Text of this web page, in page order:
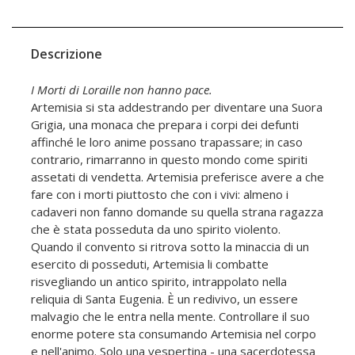
Descrizione
I Morti di Loraille non hanno pace.
Artemisia si sta addestrando per diventare una Suora
Grigia, una monaca che prepara i corpi dei defunti
affinché le loro anime possano trapassare; in caso
contrario, rimarranno in questo mondo come spiriti
assetati di vendetta. Artemisia preferisce avere a che
fare con i morti piuttosto che con i vivi: almeno i
cadaveri non fanno domande su quella strana ragazza
che è stata posseduta da uno spirito violento.
Quando il convento si ritrova sotto la minaccia di un
esercito di posseduti, Artemisia li combatte
risvegliando un antico spirito, intrappolato nella
reliquia di Santa Eugenia. È un redivivo, un essere
malvagio che le entra nella mente. Controllare il suo
enorme potere sta consumando Artemisia nel corpo
e nell'animo. Solo una vespertina - una sacerdotessa